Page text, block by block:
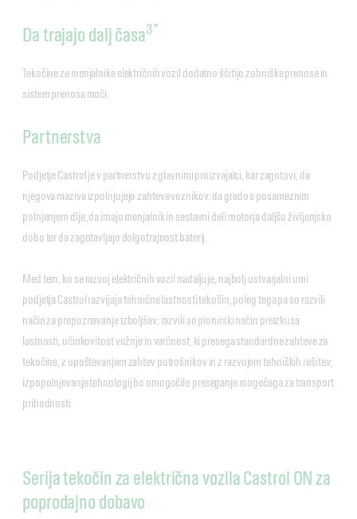
Da trajajo dalj časa3*
Tekočine za menjalnike električnih vozil dodatno ščitijo zobniške prenose in
sistem prenosa moči.
Partnerstva
Podjetje Castrol je v partnerstvu z glavnimi proizvajalci, kar zagotovi, da
njegova maziva izpolnjujejo zahteve voznikov: da gredo s posameznim
polnjenjem dlje, da imajo menjalnik in sestavni deli motorja daljšo življenjsko
dobo ter da zagotavljajo dolgotrajnost baterij.
Med tem, ko se razvoj električnih vozil nadaljuje, najbolj ustvarjalni umi
podjetja Castrol razvijajo tehnične lastnosti tekočin, poleg tega pa so razvili
način za prepoznavanje izboljšav: razvili so pionirski način preizkusa
lastnosti, učinkovitost vožnje in varčnost, ki presega standardne zahteve za
tekočine, z upoštevanjem zahtev potrošnikov in z razvojem tehniških rešitev;
izpopolnjevanje tehnologij bo omogočilo preseganje mogočega za transport
prihodnosti.
Serija tekočin za električna vozila Castrol ON za
poprodajno dobavo